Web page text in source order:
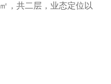
㎡， 共二层， 业态定位以